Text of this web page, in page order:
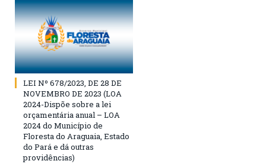
LEI Nº 678/2023, DE 28 DE
NOVEMBRO DE 2023 (LOA
2024-Dispõe sobre a lei
orçamentária anual – LOA
2024 do Município de
Floresta do Araguaia, Estado
do Pará e dá outras
providências)